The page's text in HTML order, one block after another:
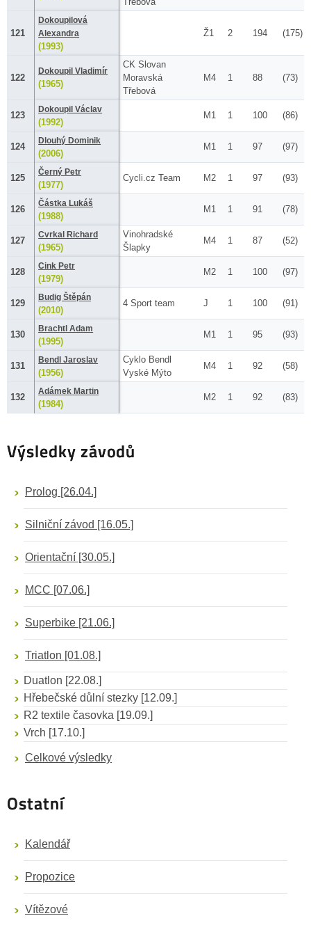
121
Dokoupilová
Alexandra
(1993)
Ž1 2 194 (175)
122
Dokoupil Vladimír
(1965)
CK Slovan
Moravská
Třebová
M4 1 88 (73)
123
Dokoupil Václav
(1992)
M1 1 100 (86)
124
Dlouhý Dominik
(2006)
M1 1 97 (97)
125
Černý Petr
(1977)
Cycli.cz Team M2 1 97 (93)
126
Částka Lukáš
(1988)
M1 1 91 (78)
127
Cvrkal Richard
(1965)
Vinohradské
Šlapky
M4 1 87 (52)
128
Cink Petr
(1979)
M2 1 100 (97)
129
Budig Štěpán
(2010)
4 Sport team J 1 100 (91)
130
Brachtl Adam
(1995)
M1 1 95 (93)
131
Bendl Jaroslav
(1956)
Cyklo Bendl
Vyské Mýto
M4 1 92 (58)
132
Adámek Martin
(1984)
M2 1 92 (83)
Výsledky závodů
Prolog [26.04.]
Silniční závod [16.05.]
Orientační [30.05.]
MCC [07.06.]
Superbike [21.06.]
Triatlon [01.08.]
Duatlon [22.08.]
Hřebečské důlní stezky [12.09.]
R2 textile časovka [19.09.]
Vrch [17.10.]
Celkové výsledky
Ostatní
Kalendář
Propozice
Vítězové